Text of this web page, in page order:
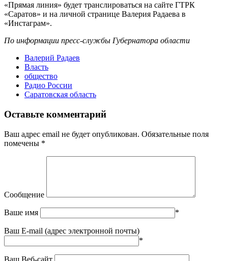
«Прямая линия» будет транслироваться на сайте ГТРК
«Саратов» и на личной странице Валерия Радаева в
«Инстаграм».
По информации пресс-службы Губернатора области
Валерий Радаев
Власть
общество
Радио России
Саратовская область
Оставьте комментарий
Ваш адрес email не будет опубликован. Обязательные поля
помечены *
Сообщение
Ваше имя *
Ваш E-mail (адрес электронной почты)
*
Ваш Веб-сайт